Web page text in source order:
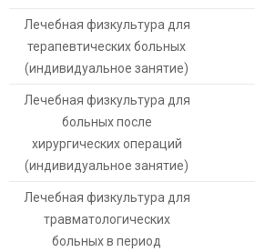
Лечебная физкультура для
терапевтических больных
(индивидуальное занятие)
Лечебная физкультура для
больных после
хирургических операций
(индивидуальное занятие)
Лечебная физкультура для
травматологических
больных в период